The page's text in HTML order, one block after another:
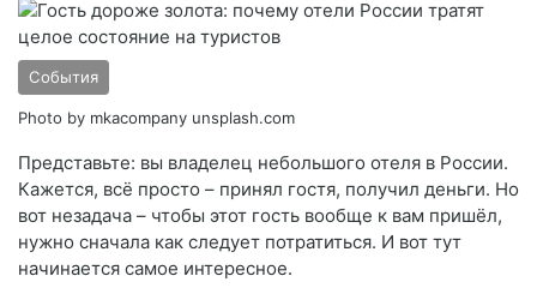
События
Photo by mkacompany unsplash.com
Представьте: вы владелец небольшого отеля в России.
Кажется, всё просто – принял гостя, получил деньги. Но
вот незадача – чтобы этот гость вообще к вам пришёл,
нужно сначала как следует потратиться. И вот тут
начинается самое интересное.